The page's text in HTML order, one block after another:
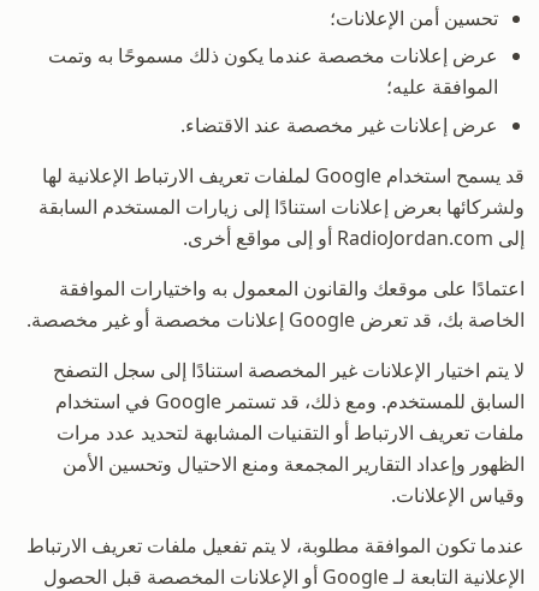
تحسين أمن الإعلانات؛
عرض إعلانات مخصصة عندما يكون ذلك مسموحًا به وتمت
الموافقة عليه؛
عرض إعلانات غير مخصصة عند الاقتضاء.
قد يسمح استخدام Google لملفات تعريف الارتباط الإعلانية لها
ولشركائها بعرض إعلانات استنادًا إلى زيارات المستخدم السابقة
إلى RadioJordan.com أو إلى مواقع أخرى.
اعتمادًا على موقعك والقانون المعمول به واختيارات الموافقة
الخاصة بك، قد تعرض Google إعلانات مخصصة أو غير مخصصة.
لا يتم اختيار الإعلانات غير المخصصة استنادًا إلى سجل التصفح
السابق للمستخدم. ومع ذلك، قد تستمر Google في استخدام
ملفات تعريف الارتباط أو التقنيات المشابهة لتحديد عدد مرات
الظهور وإعداد التقارير المجمعة ومنع الاحتيال وتحسين الأمن
وقياس الإعلانات.
عندما تكون الموافقة مطلوبة، لا يتم تفعيل ملفات تعريف الارتباط
الإعلانية التابعة لـ Google أو الإعلانات المخصصة قبل الحصول